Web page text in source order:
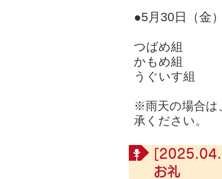
●5月30 日（金
つばめ組
かもめ組
うぐいす組
※雨天の場合は
承ください。
お礼